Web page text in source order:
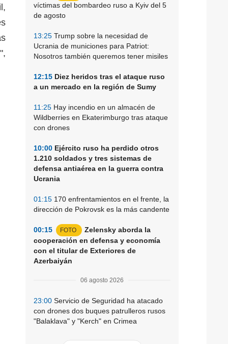
víctimas del bombardeo ruso a Kyiv del 5
de agosto
13:25 Trump sobre la necesidad de
Ucrania de municiones para Patriot:
Nosotros también queremos tener misiles
12:15 Diez heridos tras el ataque ruso
a un mercado en la región de Sumy
11:25 Hay incendio en un almacén de
Wildberries en Ekaterimburgo tras ataque
con drones
10:00 Ejército ruso ha perdido otros
1.210 soldados y tres sistemas de
defensa antiaérea en la guerra contra
Ucrania
01:15 170 enfrentamientos en el frente, la
dirección de Pokrovsk es la más candente
00:15 FOTO
Zelensky aborda la
cooperación en defensa y economía
con el titular de Exteriores de
Azerbaiyán
06 agosto 2026
23:00 Servicio de Seguridad ha atacado
con drones dos buques patrulleros rusos
"Balaklava" y "Kerch" en Crimea